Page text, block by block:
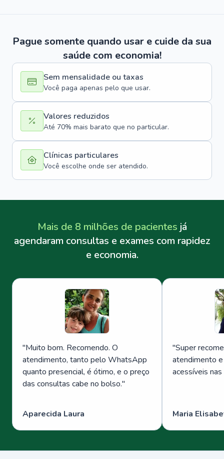
Pague somente quando usar e cuide da sua
saúde com economia!
Sem mensalidade ou taxas
Você paga apenas pelo que usar.
Valores reduzidos
Até 70% mais barato que no particular.
Clínicas particulares
Você escolhe onde ser atendido.
Mais de 8 milhões de pacientes já
agendaram consultas e exames com rapidez
e economia.
"Muito bom. Recomendo. O
atendimento, tanto pelo WhatsApp
quanto presencial, é ótimo, e o preço
das consultas cabe no bolso."
Aparecida Laura
"Super
atendimento
acessíveis
Maria